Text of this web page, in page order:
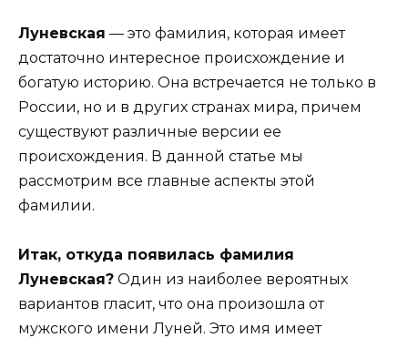
Луневская — это фамилия, которая имеет
достаточно интересное происхождение и
богатую историю. Она встречается не только в
России, но и в других странах мира, причем
существуют различные версии ее
происхождения. В данной статье мы
рассмотрим все главные аспекты этой
фамилии.
Итак, откуда появилась фамилия
Луневская? Один из наиболее вероятных
вариантов гласит, что она произошла от
мужского имени Луней. Это имя имеет